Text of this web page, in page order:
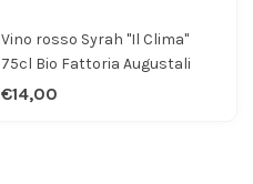
Vino rosso Syrah "Il Clima"
75cl Bio Fattoria Augustali
€14,00